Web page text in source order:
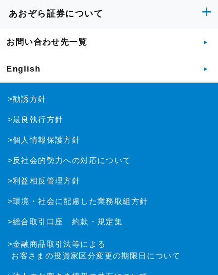
あおぞら証券について
お問い合わせ先一覧
English
>勧誘方針
>最良執行方針
>個人情報保護方針
>反社会的勢力への対応について
>利益相反管理方針
>環境・社会に配慮した業務取組方針
>総合取引口座 約款・規定集
>金融商品取引法等による
お客さまの投資家区分変更の期限日について